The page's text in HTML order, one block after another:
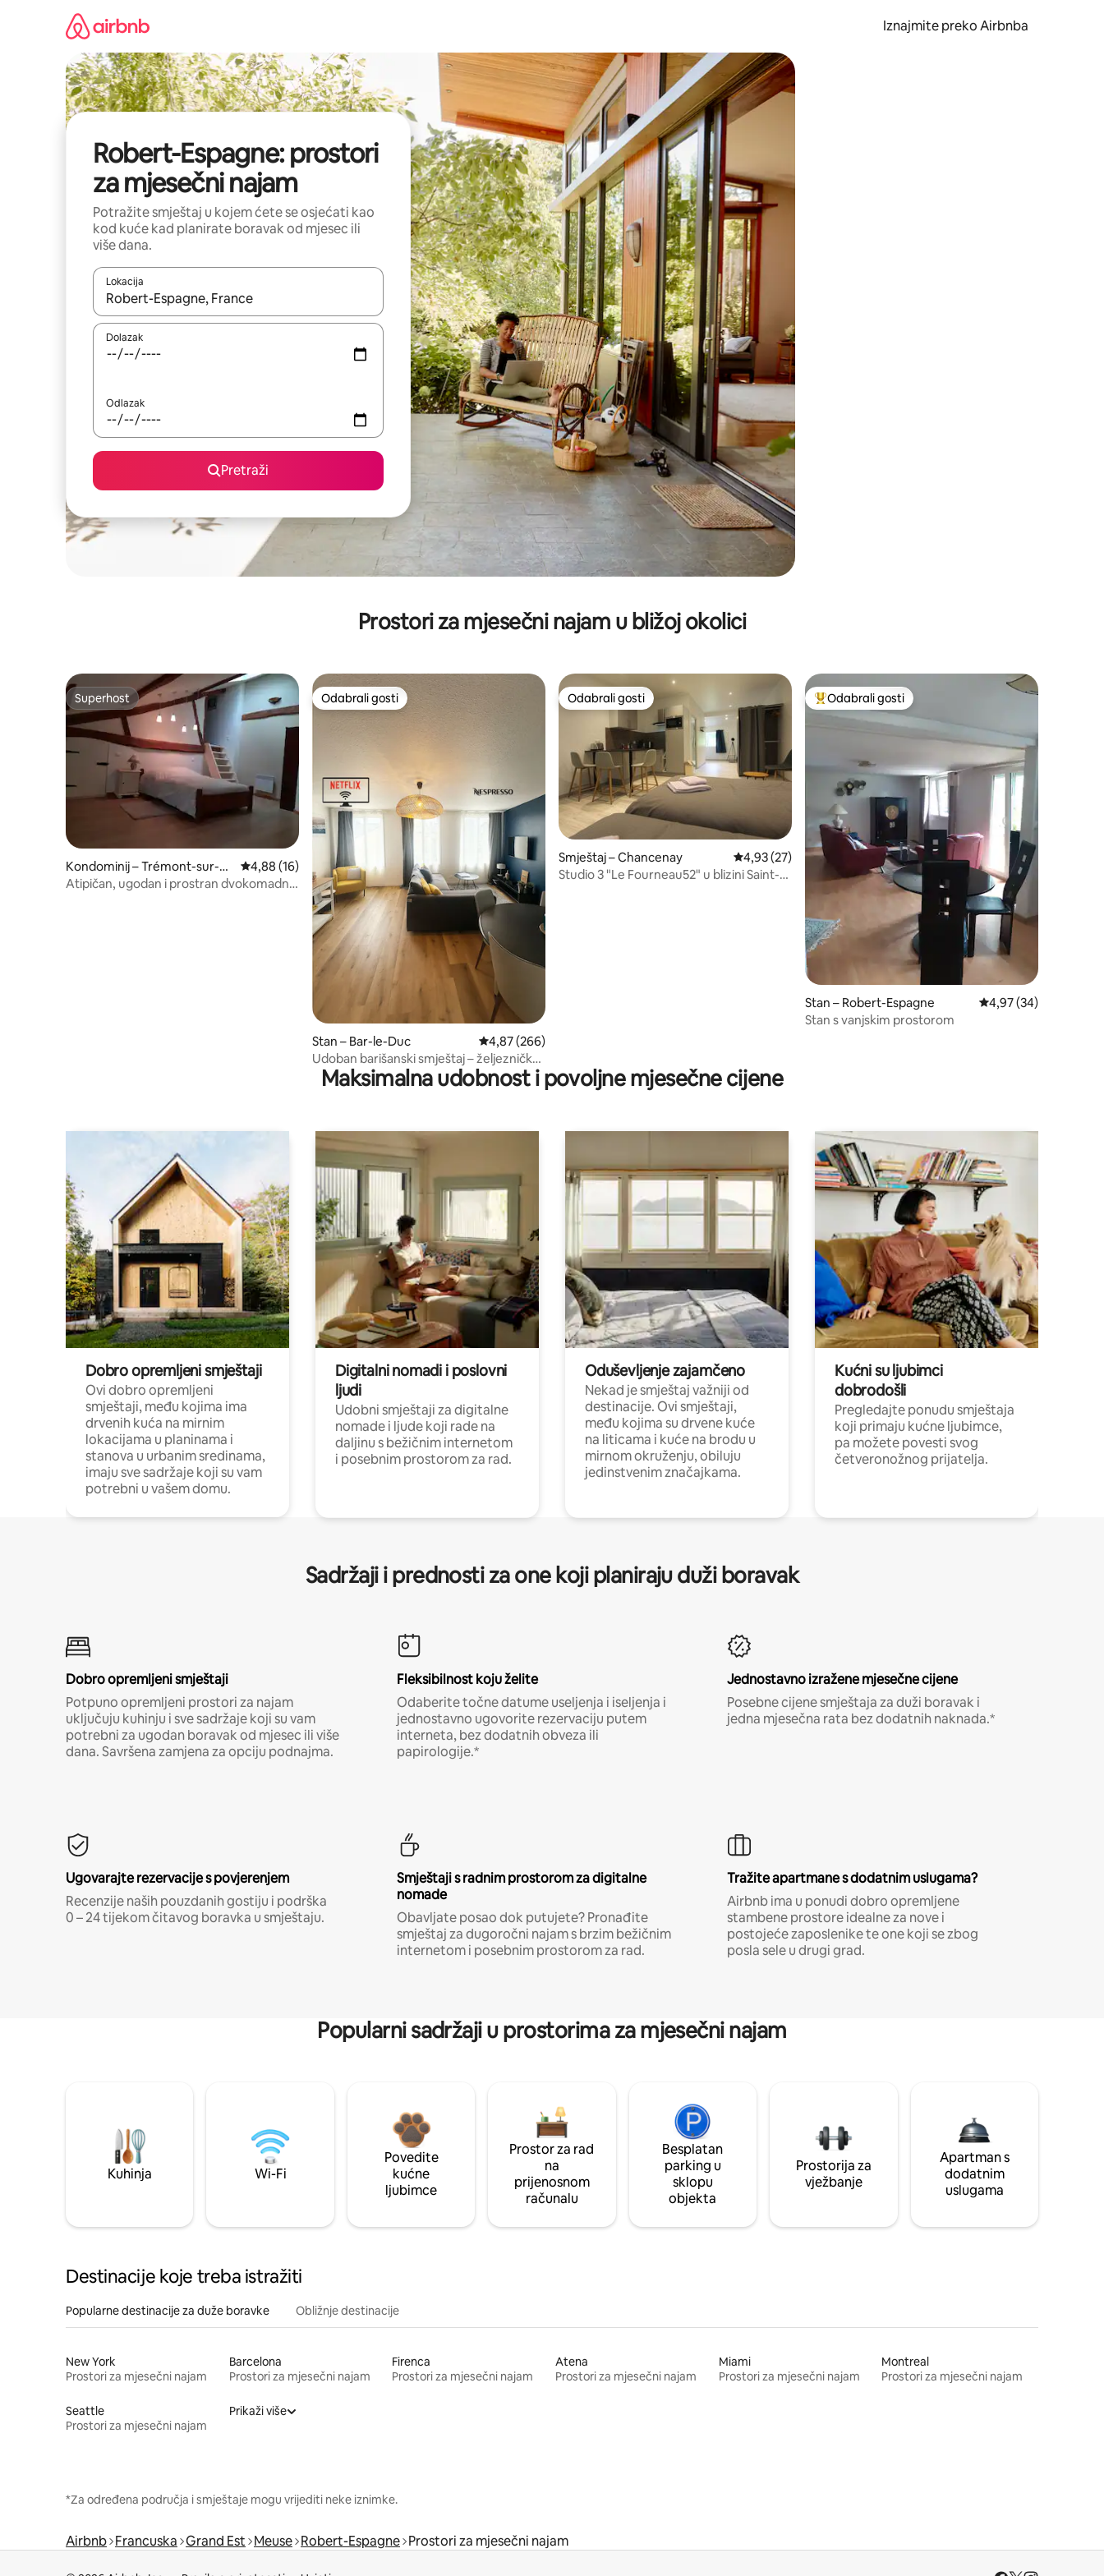
Iznajmite preko Airbnba
Robert-Espagne: prostori
za mjesečni najam
Potražite smještaj u kojem ćete se osjećati kao
kod kuće kad planirate boravak od mjesec ili
više dana.
Lokacija
Kada budu dostupni rezultati, moći ćete ih pregledati koristeći se strelicama prema gore i prema dolje, kao i dodirom ili prelaskom prstom po zaslonu.
Dolazak
Odlazak
Pretraži
Prostori za mjesečni najam u bližoj okolici
Superhost
Superhost
Kondominij – Trémont-sur-Sa
ulx
Prosječna ocjena: 4,88/5, recenzija: 16
4,88 (16)
Atipičan, ugodan i prostran dvokomadni
Odabrali gosti
Odabrali gosti
Stan – Bar-le-Duc Prosječna ocjena: 4,87/5, recenzija: 266
4,87 (266)
Udoban barišanski smještaj – željeznička
stanica i centar grada
Odabrali gosti
Odabrali gosti
Smještaj – Chancenay Prosječna ocjena: 4,93/5, recenzija: 27
4,93 (27)
Studio 3 "Le Fourneau52" u blizini Saint-
Među najviše rangiranima s oznakom „Odabrali gosti”
Odabrali gosti
Stan – Robert-Espagne Prosječna ocjena:
4,97 (34)
Stan s vanjskim prostorom
Maksimalna udobnost i povoljne mjesečne cijene
Dobro opremljeni smještaji
Ovi dobro opremljeni
smještaji, među kojima ima
drvenih kuća na mirnim
lokacijama u planinama i
stanova u urbanim sredinama,
imaju sve sadržaje koji su vam
potrebni u vašem domu.
Digitalni nomadi i poslovni
ljudi
Udobni smještaji za digitalne
nomade i ljude koji rade na
daljinu s bežičnim internetom
i posebnim prostorom za rad.
Oduševljenje zajamčeno
Nekad je smještaj važniji od
destinacije. Ovi smještaji,
među kojima su drvene kuće
na liticama i kuće na brodu u
mirnom okruženju, obiluju
jedinstvenim značajkama.
Kućni su ljubimci
dobrodošli
Pregledajte ponudu smještaja
koji primaju kućne ljubimce,
pa možete povesti svog
četveronožnog prijatelja.
Sadržaji i prednosti za one koji planiraju duži boravak
Dobro opremljeni smještaji
Potpuno opremljeni prostori za najam
uključuju kuhinju i sve sadržaje koji su vam
potrebni za ugodan boravak od mjesec ili više
dana. Savršena zamjena za opciju podnajma.
Fleksibilnost koju želite
Odaberite točne datume useljenja i iseljenja i
jednostavno ugovorite rezervaciju putem
interneta, bez dodatnih obveza ili
papirologije.*
Jednostavno izražene mjesečne cijene
Posebne cijene smještaja za duži boravak i
jedna mjesečna rata bez dodatnih naknada.*
Ugovarajte rezervacije s povjerenjem
Recenzije naših pouzdanih gostiju i podrška
0 – 24 tijekom čitavog boravka u smještaju.
Smještaji s radnim prostorom za digitalne
nomade
Obavljate posao dok putujete? Pronađite
smještaj za dugoročni najam s brzim bežičnim
internetom i posebnim prostorom za rad.
Tražite apartmane s dodatnim uslugama?
Airbnb ima u ponudi dobro opremljene
stambene prostore idealne za nove i
postojeće zaposlenike te one koji se zbog
posla sele u drugi grad.
Popularni sadržaji u prostorima za mjesečni najam
Kuhinja Wi-Fi
Povedite
kućne
ljubimce
Prostor za rad
na
prijenosnom
računalu
Besplatan
parking u
sklopu
objekta
Prostorija za
vježbanje
Apartman s
dodatnim
uslugama
Destinacije koje treba istražiti
Popularne destinacije za duže boravke Obližnje destinacije
New York
Prostori za mjesečni najam
Barcelona
Prostori za mjesečni najam
Firenca
Prostori za mjesečni najam
Atena
Prostori za mjesečni najam
Miami
Prostori za mjesečni najam
Montreal
Prostori za mjesečni najam
Seattle
Prostori za mjesečni najam
Prikaži više
*Za određena područja i smještaje mogu vrijediti neke iznimke.
Airbnb Francuska Grand Est Meuse Robert-Espagne Prostori za mjesečni najam